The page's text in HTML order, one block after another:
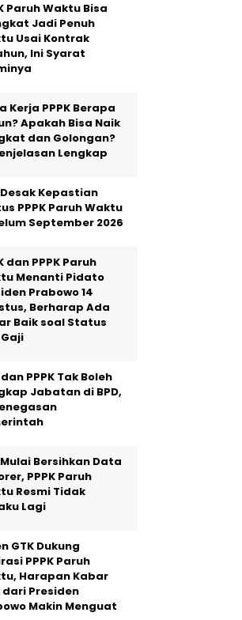
Paruh Waktu Bisa
Jadi Penuh
Usai Kontrak
Ini Syarat
Kerja PPPK Berapa
Apakah Bisa Naik
dan Golongan?
Lengkap
Desak Kepastian
PPPK Paruh Waktu
September 2026
dan PPPK Paruh
Menanti Pidato
Prabowo 14
Berharap Ada
Baik soal Status
PPPK Tak Boleh
Jabatan di BPD,
Mulai Bersihkan Data
PPPK Paruh
Resmi Tidak
Lagi
GTK Dukung
PPPK Paruh
Harapan Kabar
dari Presiden
Makin Menguat